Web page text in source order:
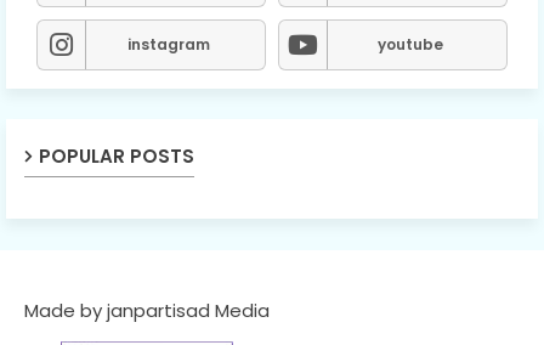
instagram youtube
POPULAR POSTS
Made by janpartisad Media